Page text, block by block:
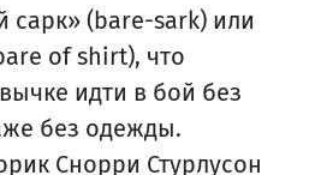
сарк» (bare-sark) или
of shirt), что
идти в бой без
без одежды.
Снорри Стурлусон